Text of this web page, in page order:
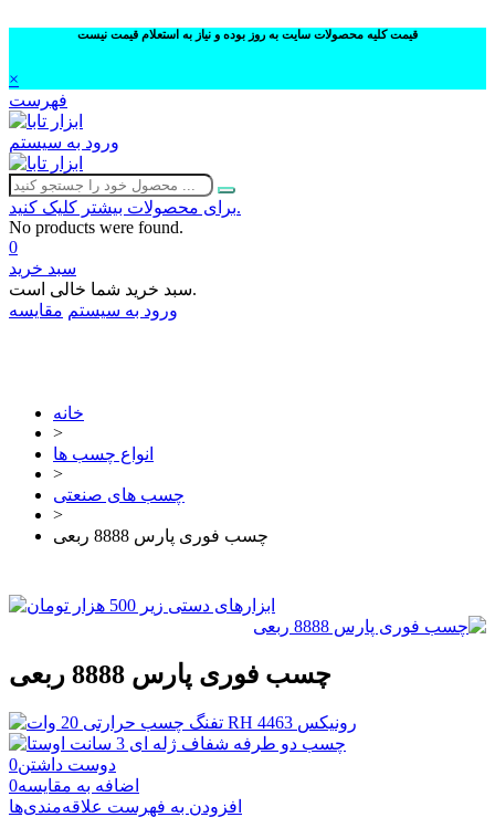
قیمت کلیه محصولات سایت به روز بوده و نیاز به استعلام قیمت نیست
×
فهرست
ورود به سیستم
برای محصولات بیشتر کلیک کنید.
No products were found.
0
سبد خرید
سبد خرید شما خالی است.
ورود به سیستم مقایسه
خانه
>
انواع چسب ها
>
چسب های صنعتی
>
چسب فوری پارس 8888 ربعی
چسب فوری پارس 8888 ربعی
دوست داشتن0
اضافه به مقایسه0
افزودن به فهرست علاقه‌مندی‌ها